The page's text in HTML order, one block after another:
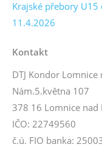
Krajské přebory
11.4.2026
Kontakt
DTJ Kondor Lomnice
Nám.5.května 107
378 16 Lomnice nad
IČO: 22749560
č.ú. FIO banka: